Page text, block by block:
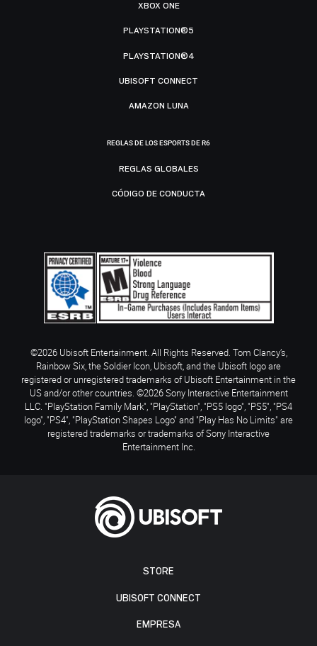
STORE
UBISOFT CONNECT
EMPRESA
XBOX ONE
PLAYSTATION®5
PLAYSTATION®4
UBISOFT CONNECT
AMAZON LUNA
REGLAS DE LOS ESPORTS DE R6
REGLAS GLOBALES
CÓDIGO DE CONDUCTA
©2026 Ubisoft Entertainment. All Rights Reserved. Tom Clancy’s,
Rainbow Six, the Soldier Icon, Ubisoft, and the Ubisoft logo are
registered or unregistered trademarks of Ubisoft Entertainment in the
US and/or other countries. ©2026 Sony Interactive Entertainment
LLC. "PlayStation Family Mark", "PlayStation", "PS5 logo", "PS5", "PS4
logo", "PS4", "PlayStation Shapes Logo" and "Play Has No Limits" are
registered trademarks or trademarks of Sony Interactive
Entertainment Inc.